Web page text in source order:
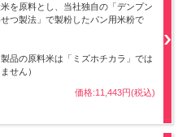
米を原料とし、当社独自の「デンプン
つ製法」で製粉したパン用米粉で
製品の原料米は「ミズホチカラ」では
せん）
価格:11,443円(税込)